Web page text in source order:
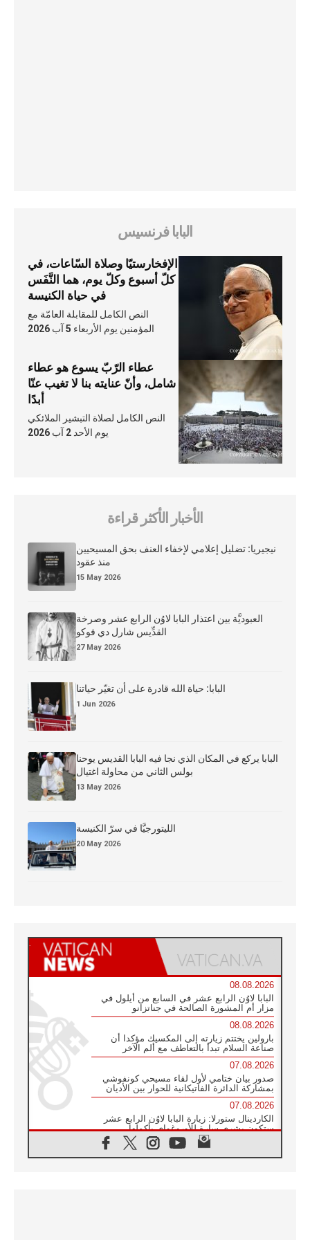
البابا فرنسيس
الإفخارستيّا وصلاة السّاعات، في
كلّ أسبوع وكلّ يوم، هما النَّفَس
في حياة الكنيسة
النص الكامل للمقابلة العامّة مع
المؤمنين يوم الأربعاء 5 آب 2026
عطاء الرّبّ يسوع هو عطاء
شامل، وأنّ عنايته بنا لا تغيب عنّا
أبدًا
النص الكامل لصلاة التبشير الملائكي
يوم الأحد 2 آب 2026
الأخبار الأكثر قراءة
نيجيريا: تضليل إعلامي لإخفاء العنف بحق المسيحيين
منذ عقود
15 May 2026
العبوديَّة بين اعتذار البابا لاوُن الرابع عشر وصرخة
القدِّيس شارل دي فوكو
27 May 2026
البابا: حياة الله قادرة على أن تغيّر حياتنا
1 Jun 2026
البابا يركع في المكان الذي نجا فيه البابا القديس يوحنا
بولس الثاني من محاولة اغتيال
13 May 2026
الليتورجيَّا في سرّ الكنيسة
20 May 2026
08.08.2026
البابا لاوُن الرابع عشر في السابع من أيلول في
مزار أم المشورة الصالحة في جناتزانو
08.08.2026
بارولين يختتم زيارته إلى المكسيك مؤكدا أن
صناعة السلام تبدأ بالتعاطف مع ألم الآخر
07.08.2026
صدور بيان ختامي لأول لقاء مسيحي كونفوشي
بمشاركة الدائرة الفاتيكانية للحوار بين الأديان
07.08.2026
الكاردينال ستورلا: زيارة البابا لاوُن الرابع عشر
ستكون بشرى سارة للأوروغواي بأكملها
الفاتيكان يعلن برنامج الزيارة الرسولية للبابا لاوُن